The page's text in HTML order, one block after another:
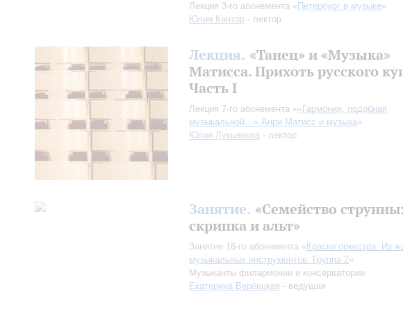
Лекция 3-го абонемента « Петербург в музыке»
Юлия Кантор - лектор
Лекция. «Танец» и «Музыка»
Матисса. Прихоть русского
Часть I
Лекция 7-го абонемента ««Гармония, подобная
музыкальной…» Анри Матисс и музыка»
Юлия Лукьянова - лектор
Занятие. «Семейство
скрипка и альт»
Занятие 16-го абонемента « Краски оркестра. Из
музыкальных инструментов. Группа 2»
Музыканты филармонии и консерватории
Екатерина Вербицкая - ведущая